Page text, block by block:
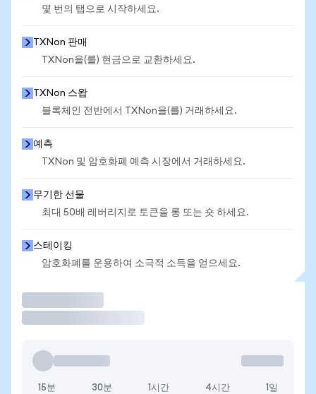
몇 번의 탭으로 시작하세요.
TXNon 판매
TXNon을(를) 현금으로 교환하세요.
TXNon 스왑
블록체인 전반에서 TXNon을(를) 거래하세요.
예측
TXNon 및 암호화폐 예측 시장에서 거래하세요.
무기한 선물
최대 50배 레버리지로 토큰을 롱 또는 숏 하세요.
스테이킹
암호화폐를 운용하여 소극적 소득을 얻으세요.
15분 30분 1시간 4시간 1일